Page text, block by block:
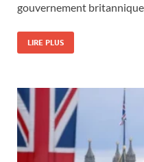
gouvernement
LIRE PLUS